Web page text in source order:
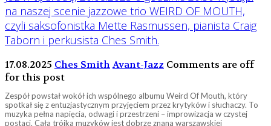
na naszej scenie jazzowe trio WEIRD OF MOUTH,
czyli saksofonistka Mette Rasmussen, pianista Craig
Taborn i perkusista Ches Smith.
17.08.2025 Ches SmithAvant-Jazz Comments are off
for this post
Zespół powstał wokół ich wspólnego albumu Weird Of Mouth, który
spotkał się z entuzjastycznym przyjęciem przez krytyków i słuchaczy. To
muzyka pełna napięcia, odwagi i przestrzeni – improwizacja w czystej
postaci. Cała trójka muzyków jest dobrze znana warszawskiej